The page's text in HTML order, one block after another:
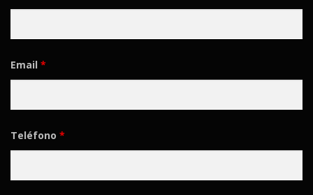
Email *
Teléfono *